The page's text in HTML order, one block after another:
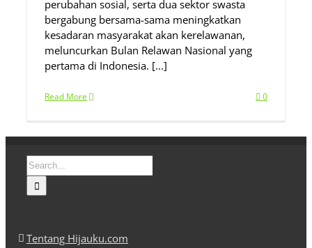
perubahan sosial, serta dua sektor swasta
bergabung bersama-sama meningkatkan
kesadaran masyarakat akan kerelawanan,
meluncurkan Bulan Relawan Nasional yang
pertama di Indonesia. [...]
Read More 0
Search
for:
Tentang Hijauku.com